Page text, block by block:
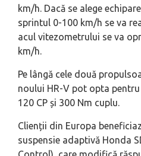
km/h. Dacă se alege
sprintul 0-100 km/h se va
acul vitezometrului se va
km/h.
Pe lângă cele două
noului HR-V pot opta
120 CP și 300 Nm cuplu.
Clienții din Europa
suspensie adaptivă Honda